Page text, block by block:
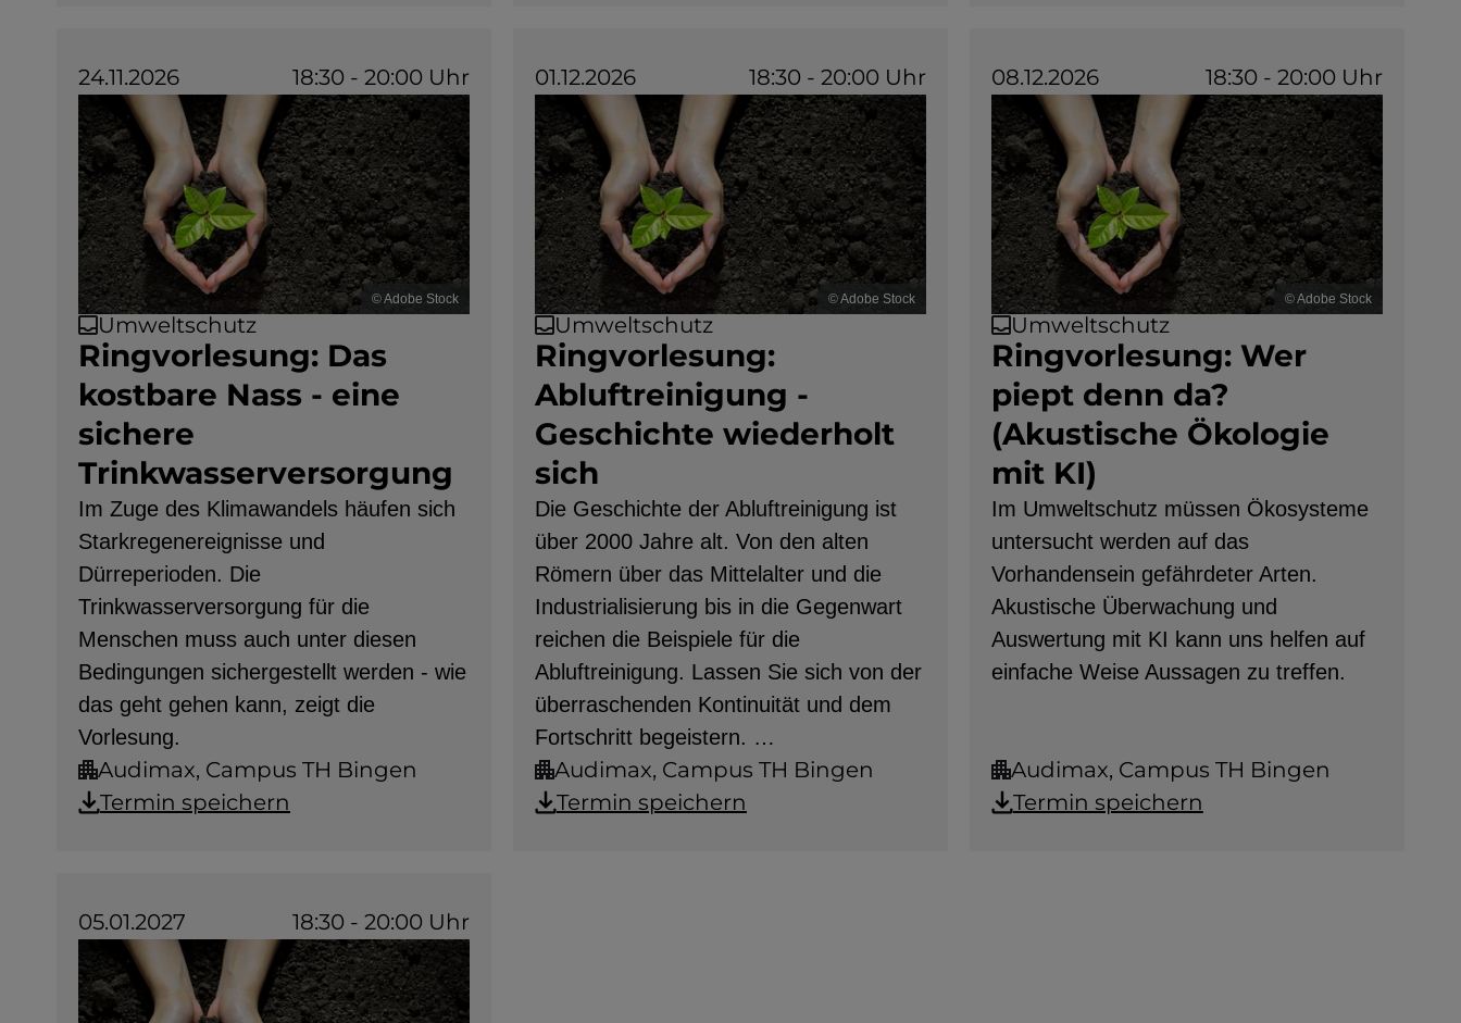
Ringvorlesung: Das
kostbare Nass - eine
sichere
Trinkwasserversorgung
Im Zuge des Klimawandels häufen sich
Starkregenereignisse und
Dürreperioden. Die
Trinkwasserversorgung für die
Menschen muss auch unter diesen
Bedingungen sichergestellt werden - wie
das geht gehen kann, zeigt die
Vorlesung.
Umweltschutz
© Adobe Stock
24.11.2026 18:30 - 20:00 Uhr
Audimax, Campus TH Bingen
Termin speichern
Ringvorlesung:
Abluftreinigung -
Geschichte wiederholt
sich
Die Geschichte der Abluftreinigung ist
über 2000 Jahre alt. Von den alten
Römern über das Mittelalter und die
Industrialisierung bis in die Gegenwart
reichen die Beispiele für die
Abluftreinigung. Lassen Sie sich von der
überraschenden Kontinuität und dem
Fortschritt begeistern. …
Umweltschutz
© Adobe Stock
01.12.2026 18:30 - 20:00 Uhr
Audimax, Campus TH Bingen
Termin speichern
Ringvorlesung: Wer
piept denn da?
(Akustische Ökologie
mit KI)
Im Umweltschutz müssen Ökosysteme
untersucht werden auf das
Vorhandensein gefährdeter Arten.
Akustische Überwachung und
Auswertung mit KI kann uns helfen auf
einfache Weise Aussagen zu treffen.
Umweltschutz
© Adobe Stock
08.12.2026 18:30 - 20:00 Uhr
Audimax, Campus TH Bingen
Termin speichern
05.01.2027 18:30 - 20:00 Uhr